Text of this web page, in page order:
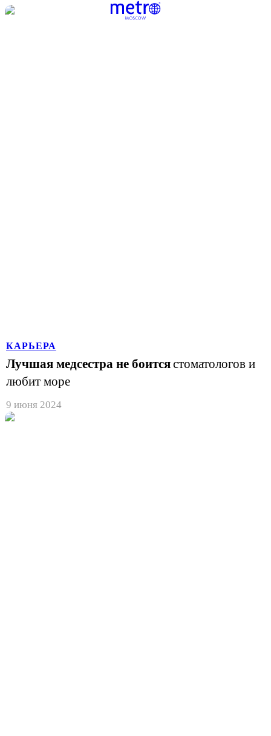
КАРЬЕРА
Лучшая медсестра не боитсястоматологов и
любит море
9 июня 2024